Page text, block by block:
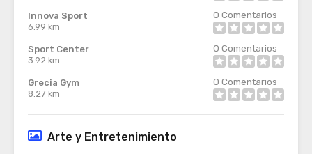
Innova Sport
6.99 km
0 Comentarios
Sport Center
3.92 km
0 Comentarios
Grecia Gym
8.27 km
0 Comentarios
Arte y Entretenimiento